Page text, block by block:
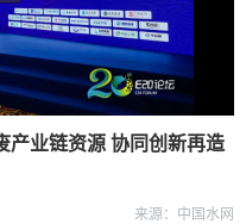
产业链资源 协同创新再造
来源：中国水网